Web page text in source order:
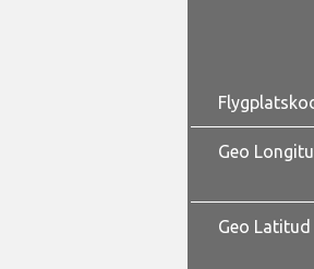
Geo
Geo Latitud